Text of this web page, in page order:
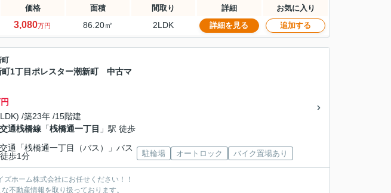
価格 面積 間取り 詳細 お気に入り
3,080万円 86.20㎡ 2LDK 詳細を見る 追加する
町
町1丁目ポレスター潮新町 中古マ
/築23年 /15階建
通桟橋線 「桟橋通一丁目 」駅 徒歩
通「桟橋通一丁目（バス）」バス
歩1分
駐輪場 オートロック バイク置場あり
ホーム株式会社にお任せください！！
不動産情報を取り扱っております。